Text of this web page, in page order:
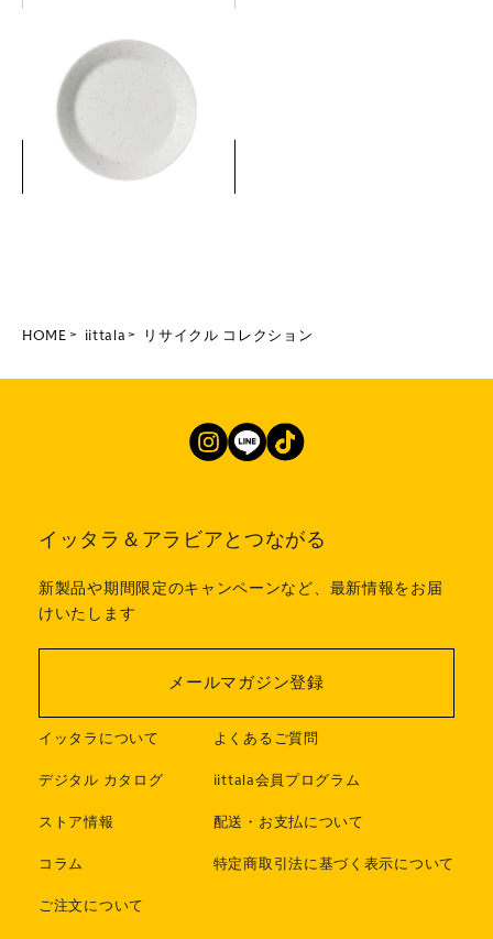
ティーマ プレート 21cm リサ
イクル
￥3,300
詳細を見る
HOME iittala リサイクル コレクション
イッタラ＆アラビアとつながる
新製品や期間限定のキャンペーンなど、最新情報をお届
けいたします
メールマガジン登録
イッタラについて
デジタル カタログ
ストア情報
コラム
ご注文について
よくあるご質問
iittala会員プログラム
配送・お支払について
特定商取引法に基づく表示について